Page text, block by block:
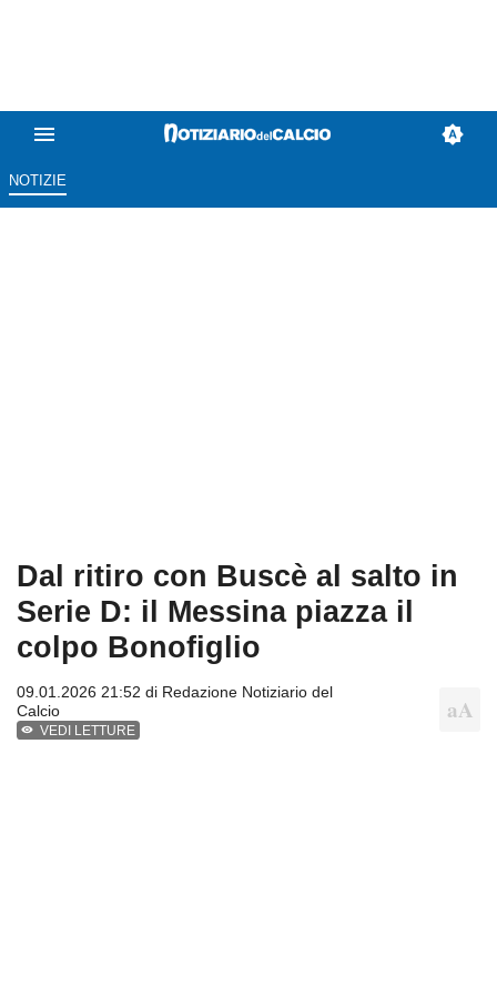
NOTIZIE
Dal ritiro con Buscè al salto in
Serie D: il Messina piazza il
colpo Bonofiglio
09.01.2026 21:52 di Redazione Notiziario del
Calcio
VEDI LETTURE